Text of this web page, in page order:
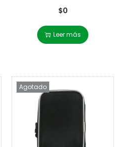
$0
Leer más
Agotado